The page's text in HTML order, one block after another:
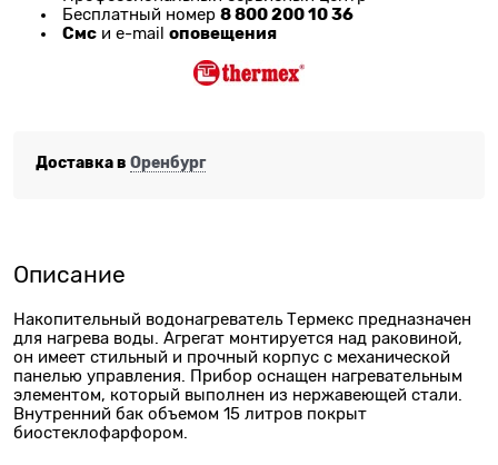
Бесплатный номер 8 800 200 10 36
Смс и e-mail оповещения
Доставка в Оренбург
Описание
Накопительный водонагреватель Термекс предназначен
для нагрева воды. Агрегат монтируется над раковиной,
он имеет стильный и прочный корпус с механической
панелью управления. Прибор оснащен нагревательным
элементом, который выполнен из нержавеющей стали.
Внутренний бак объемом 15 литров покрыт
биостеклофарфором.